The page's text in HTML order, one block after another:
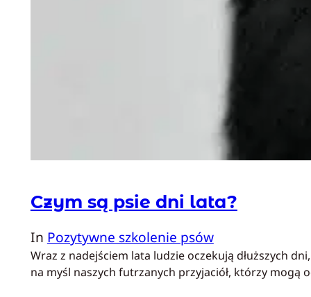
Czym są psie dni lata?
In Pozytywne szkolenie psów
Wraz z nadejściem lata ludzie oczekują dłuższych
na myśl naszych futrzanych przyjaciół, którzy mogą